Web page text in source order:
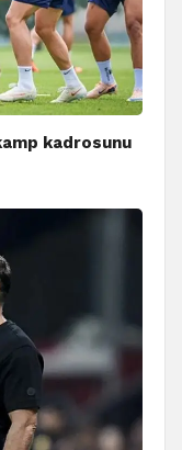
kadrosunu